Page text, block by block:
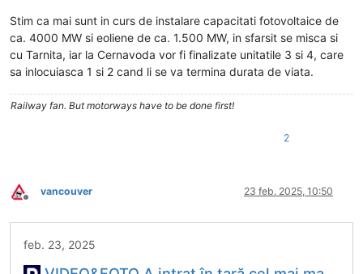
Stim ca mai sunt in curs de instalare capacitati fotovoltaice de
ca. 4000 MW si eoliene de ca. 1.500 MW, in sfarsit se misca si
cu Tarnita, iar la Cernavoda vor fi finalizate unitatile 3 si 4, care
sa inlocuiasca 1 si 2 cand li se va termina durata de viata.
Railway fan. But motorways have to be done first!
2
Deconectat
vancouver 23 feb. 2025, 10:50
feb. 23, 2025